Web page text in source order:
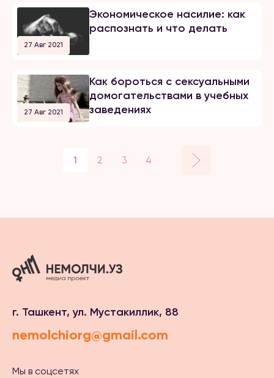
27 Авг 2021
Экономическое насилие: как
распознать и что делать
27 Авг 2021
Как бороться с сексуальными
домогательствами в учебных
заведениях
1 2 3 4
г. Ташкент, ул. Мустакиллик, 88
nemolchiorg@gmail.com
Мы в соцсетях